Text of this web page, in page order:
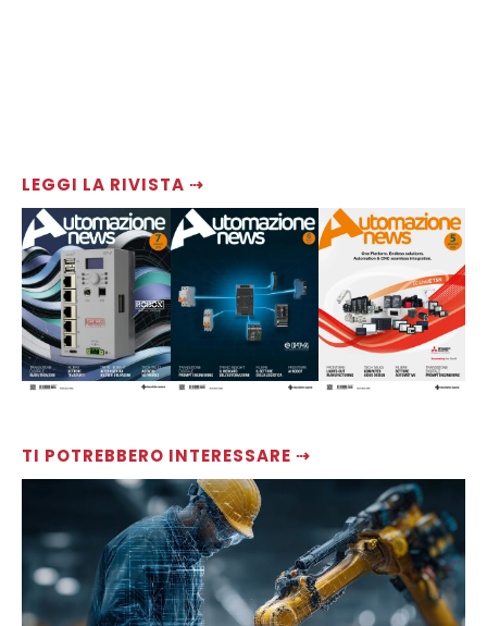
LEGGI LA RIVISTA ⇢
TI POTREBBERO INTERESSARE ⇢